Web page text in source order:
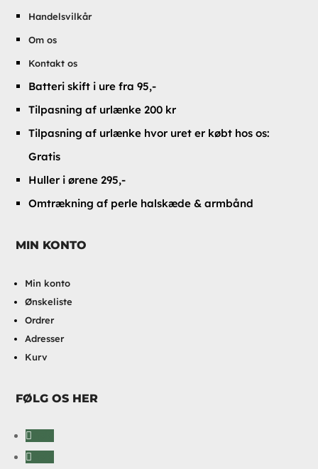
Handelsvilkår
Om os
Kontakt os
Batteri skift i ure fra 95,-
Tilpasning af urlænke 200 kr
Tilpasning af urlænke hvor uret er købt hos os:
Gratis
Huller i ørene 295,-
Omtrækning af perle halskæde & armbånd
MIN KONTO
Min konto
Ønskeliste
Ordrer
Adresser
Kurv
FØLG OS HER